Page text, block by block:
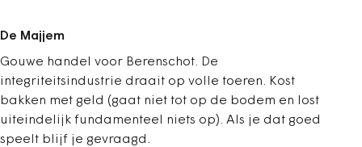
De Majjem
Gouwe handel voor Berenschot. De
integriteitsindustrie draait op volle toeren. Kost
bakken met geld (gaat niet tot op de bodem en lost
uiteindelijk fundamenteel niets op). Als je dat goed
speelt blijf je gevraagd.